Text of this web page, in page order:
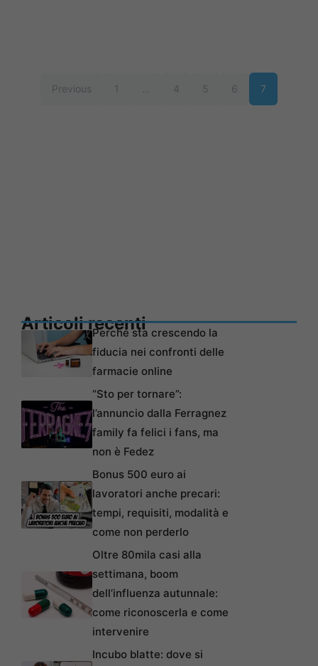
Previous 1 4 5 6 7
Articoli recentiPerché sta crescendo la
fiducia nei confronti delle
farmacie online
“Sto per tornare”:
l’annuncio dalla Ferragnez
family fa felici i fans, ma
non è Fedez
Bonus 500 euro ai
lavoratori anche precari:
tempi, requisiti, modalità e
come non perderlo
Oltre 80mila casi alla
settimana, boom
dell’influenza autunnale:
come riconoscerla e come
intervenire
Incubo blatte: dove si